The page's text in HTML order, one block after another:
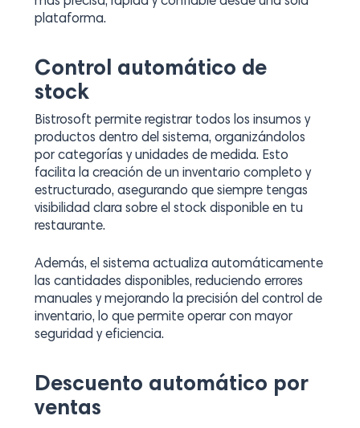
plataforma.
Control automático de
stock
Bistrosoft permite registrar todos los insumos y
productos dentro del sistema, organizándolos
por categorías y unidades de medida. Esto
facilita la creación de un inventario completo y
estructurado, asegurando que siempre tengas
visibilidad clara sobre el stock disponible en tu
restaurante.
Además, el sistema actualiza automáticamente
las cantidades disponibles, reduciendo errores
manuales y mejorando la precisión del control de
inventario, lo que permite operar con mayor
seguridad y eficiencia.
Descuento automático por
ventas